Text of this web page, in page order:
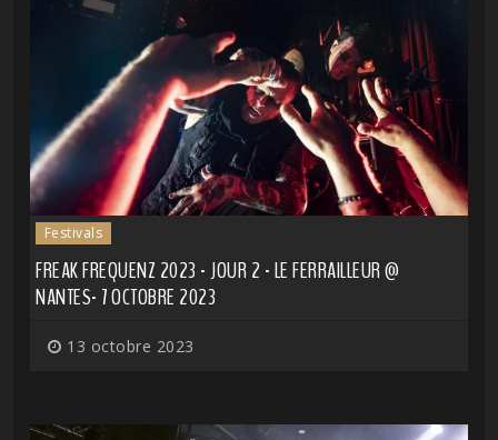
Festivals
FREAK FREQUENZ 2023 - JOUR 2 - LE FERRAILLEUR @
NANTES- 7 OCTOBRE 2023
13 octobre 2023